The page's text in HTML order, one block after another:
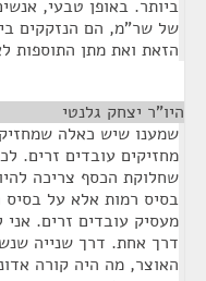
ביותר. באופן טבעי,
של שר"מ, הם הנזקקים
הזאת ואת מתן התוספות
היו"ר יצחק גלנטי
שמענו שיש כאלה
מחזיקים עובדים זרים.
שחלוקת הכסף צריכה
בסיס רמות אלא על בסיס
מעסיק עובדים זרים.
דרך אחת. דרך שנייה
האוצר, מה היה קורה